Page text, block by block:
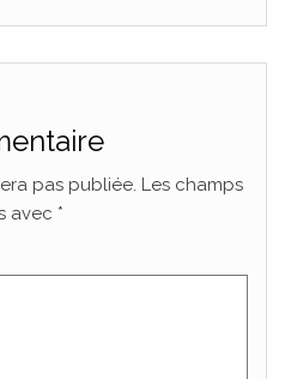
pas publiée. Les champs
avec *